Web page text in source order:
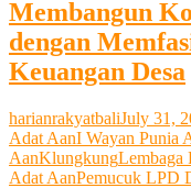
Membangun
dengan
Keuangan Desa
harianrakyatbaliJuly 31,
Adat AanI Wayan Punia
AanKlungkungLembaga
Adat AanPemucuk LPD